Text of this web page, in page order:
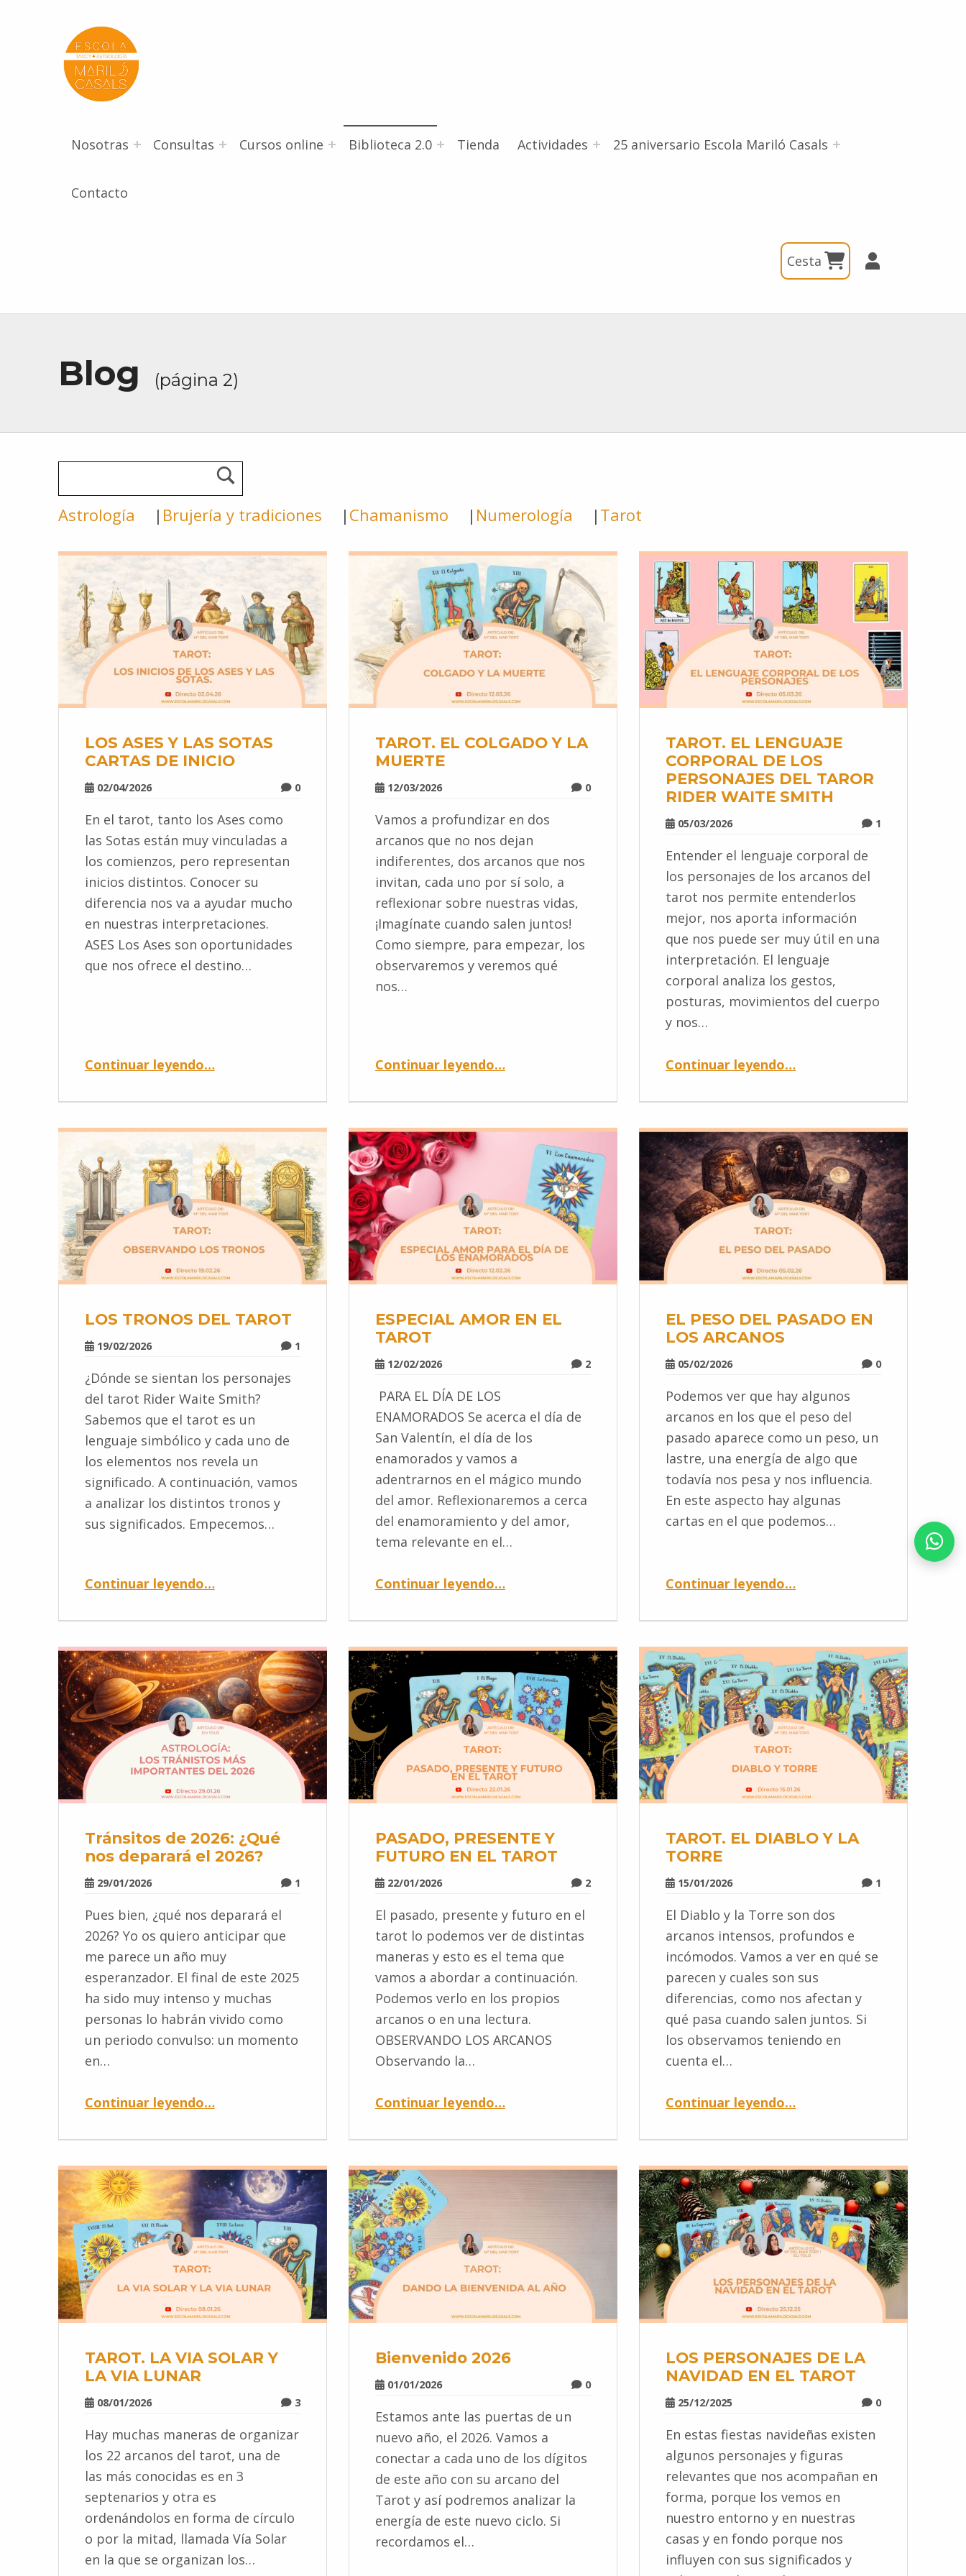
Nosotras Consultas Cursos online Biblioteca 2.0 Tienda Actividades 25 aniversario Escola Mariló Casals
Contacto
Cesta
Blog (página 2)
Astrología Brujería y tradiciones Chamanismo Numerología Tarot
LOS ASES Y LAS SOTAS
CARTAS DE INICIO
02/04/2026 0
En el tarot, tanto los Ases como
las Sotas están muy vinculadas a
los comienzos, pero representan
inicios distintos. Conocer su
diferencia nos va a ayudar mucho
en nuestras interpretaciones.
ASES Los Ases son oportunidades
que nos ofrece el destino…
Continuar leyendo…
TAROT. EL COLGADO Y LA
MUERTE
12/03/2026 0
Vamos a profundizar en dos
arcanos que no nos dejan
indiferentes, dos arcanos que nos
invitan, cada uno por sí solo, a
reflexionar sobre nuestras vidas,
¡Imagínate cuando salen juntos!
Como siempre, para empezar, los
observaremos y veremos qué
nos…
Continuar leyendo…
TAROT. EL LENGUAJE
CORPORAL DE LOS
PERSONAJES DEL TAROR
RIDER WAITE SMITH
05/03/2026 1
Entender el lenguaje corporal de
los personajes de los arcanos del
tarot nos permite entenderlos
mejor, nos aporta información
que nos puede ser muy útil en una
interpretación. El lenguaje
corporal analiza los gestos,
posturas, movimientos del cuerpo
y nos…
Continuar leyendo…
LOS TRONOS DEL TAROT
19/02/2026 1
¿Dónde se sientan los personajes
del tarot Rider Waite Smith?
Sabemos que el tarot es un
lenguaje simbólico y cada uno de
los elementos nos revela un
significado. A continuación, vamos
a analizar los distintos tronos y
sus significados. Empecemos…
Continuar leyendo…
ESPECIAL AMOR EN EL
TAROT
12/02/2026 2
PARA EL DÍA DE LOS
ENAMORADOS Se acerca el día de
San Valentín, el día de los
enamorados y vamos a
adentrarnos en el mágico mundo
del amor. Reflexionaremos a cerca
del enamoramiento y del amor,
tema relevante en el…
Continuar leyendo…
EL PESO DEL PASADO EN
LOS ARCANOS
05/02/2026 0
Podemos ver que hay algunos
arcanos en los que el peso del
pasado aparece como un peso, un
lastre, una energía de algo que
todavía nos pesa y nos influencia.
En este aspecto hay algunas
cartas en el que podemos…
Continuar leyendo…
Tránsitos de 2026: ¿Qué
nos deparará el 2026?
29/01/2026 1
Pues bien, ¿qué nos deparará el
2026? Yo os quiero anticipar que
me parece un año muy
esperanzador. El final de este 2025
ha sido muy intenso y muchas
personas lo habrán vivido como
un periodo convulso: un momento
en…
Continuar leyendo…
PASADO, PRESENTE Y
FUTURO EN EL TAROT
22/01/2026 2
El pasado, presente y futuro en el
tarot lo podemos ver de distintas
maneras y esto es el tema que
vamos a abordar a continuación.
Podemos verlo en los propios
arcanos o en una lectura.
OBSERVANDO LOS ARCANOS
Observando la…
Continuar leyendo…
TAROT. EL DIABLO Y LA
TORRE
15/01/2026 1
El Diablo y la Torre son dos
arcanos intensos, profundos e
incómodos. Vamos a ver en qué se
parecen y cuales son sus
diferencias, como nos afectan y
qué pasa cuando salen juntos. Si
los observamos teniendo en
cuenta el…
Continuar leyendo…
TAROT. LA VIA SOLAR Y
LA VIA LUNAR
08/01/2026 3
Hay muchas maneras de organizar
los 22 arcanos del tarot, una de
las más conocidas es en 3
septenarios y otra es
ordenándolos en forma de círculo
o por la mitad, llamada Vía Solar
en la que se organizan los…
Bienvenido 2026
01/01/2026 0
Estamos ante las puertas de un
nuevo año, el 2026. Vamos a
conectar a cada uno de los dígitos
de este año con su arcano del
Tarot y así podremos analizar la
energía de este nuevo ciclo. Si
recordamos el…
LOS PERSONAJES DE LA
NAVIDAD EN EL TAROT
25/12/2025 0
En estas fiestas navideñas existen
algunos personajes y figuras
relevantes que nos acompañan en
forma, porque los vemos en
nuestro entorno y en nuestras
casas y en fondo porque nos
influyen con sus significados y